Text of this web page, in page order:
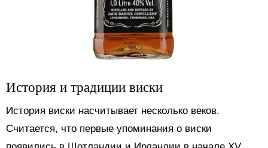
История и традиции виски
История виски насчитывает несколько веков.
Считается, что первые упоминания о виски